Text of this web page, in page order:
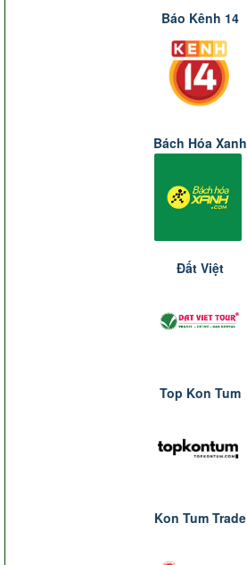
Báo Kênh 14
Bách Hóa Xanh
Đất Việt
Top Kon Tum
Kon Tum Trade